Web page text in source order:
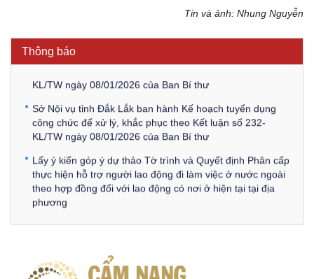
Tin và ảnh: Nhung Nguyễn
Thông báo
công chức để xử lý, khắc phục theo Kết luận số 232-
Thông báo Về việc đăng tải các văn bản ôn tập kỳ tuyển
dụng công chức để xử lý, khắc phục theo Kết luận số 232-
KL/TW ngày 08/01/2026 của Ban Bí thư
Sở Nội vụ tỉnh Đắk Lắk ban hành Kế hoạch tuyển dụng
công chức để xử lý, khắc phục theo Kết luận số 232-
KL/TW ngày 08/01/2026 của Ban Bí thư
Lấy ý kiến góp ý dự thảo Tờ trình và Quyết định Phân cấp
thực hiện hỗ trợ người lao động đi làm việc ở nước ngoài
theo hợp đồng đối với lao động có nơi ở hiện tại tại địa
phương
xây dựng, ban hành văn bản quy phạm pháp luật